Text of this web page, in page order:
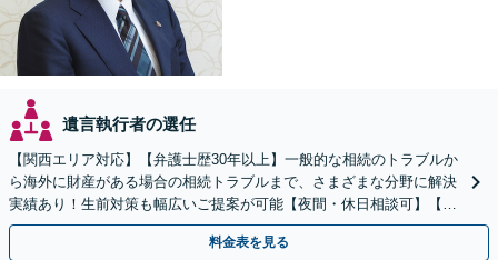
遺言執行者の選任
【関西エリア対応】【弁護士歴30年以上】一般的な相続のトラブルか
ら海外に財産がある場合の相続トラブルまで、さまざまな分野に解決
実績あり！生前対策も幅広いご提案が可能【夜間・休日相談可】【完
全個室】
料金表を見る